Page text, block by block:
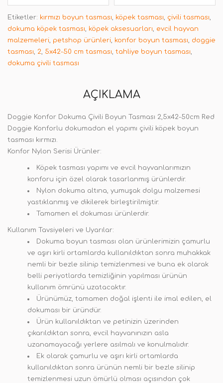
Etiketler: kırmızı boyun tasması, köpek tasması, çivili tasması,
dokuma köpek tasması, köpek aksesuarları, evcil hayvan
malzemeleri, petshop ürünleri, konfor boyun tasması, doggie
tasması, 2, 5x42-50 cm tasması, tahliye boyun tasması,
dokuma çivili tasması
AÇIKLAMA
Doggie Konfor Dokuma Çivili Boyun Tasması 2,5x42-50cm Red
Doggie Konforlu dokumadan el yapımı çivili köpek boyun
tasması kırmızı.
Konfor Nylon Serisi Ürünler:
Köpek tasması yapımı ve evcil hayvanlarımızın
konforu için özel olarak tasarlanmış ürünlerdir.
Nylon dokuma altına, yumuşak dolgu malzemesi
yastıklanmış ve dikilerek birleştirilmiştir.
Tamamen el dokuması ürünlerdir.
Kullanım Tavsiyeleri ve Uyarılar:
Dokuma boyun tasması olan ürünlerimizin çamurlu
ve aşırı kirli ortamlarda kullanıldıktan sonra muhakkak
nemli bir bezle silinip temizlenmesi ve buna ek olarak
belli periyotlarda temizliğinin yapılması ürünün
kullanım ömrünü uzatacaktır.
Ürünümüz, tamamen doğal işlenti ile imal edilen, el
dokuması bir üründür.
Ürün kullanıldıktan ve petinizin üzerinden
çıkarıldıktan sonra, evcil hayvanınızın asla
uzanamayacağı yerlere asılmalı ve konulmalıdır.
Ek olarak çamurlu ve aşırı kirli ortamlarda
kullanıldıktan sonra ürünün nemli bir bezle silinip
temizlenmesi uzun ömürlü olması açısından çok